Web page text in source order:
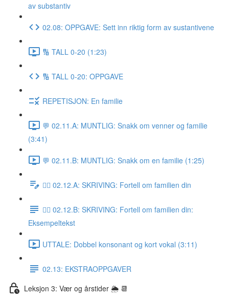
av substantiv
02.08: OPPGAVE: Sett inn riktig form av sustantivene
🔢 TALL 0-20 (1:23)
🔢 TALL 0-20: OPPGAVE
REPETISJON: En familie
💬 02.11.A: MUNTLIG: Snakk om venner og familie
(3:41)
💬 02.11.B: MUNTLIG: Snakk om en familie (1:25)
✍🏼 02.12.A: SKRIVING: Fortell om familien din
✍🏼 02.12.B: SKRIVING: Fortell om familien din:
Eksempeltekst
UTTALE: Dobbel konsonant og kort vokal (3:11)
02.13: EKSTRAOPPGAVER
Leksjon 3: Vær og årstider 🌦 📆